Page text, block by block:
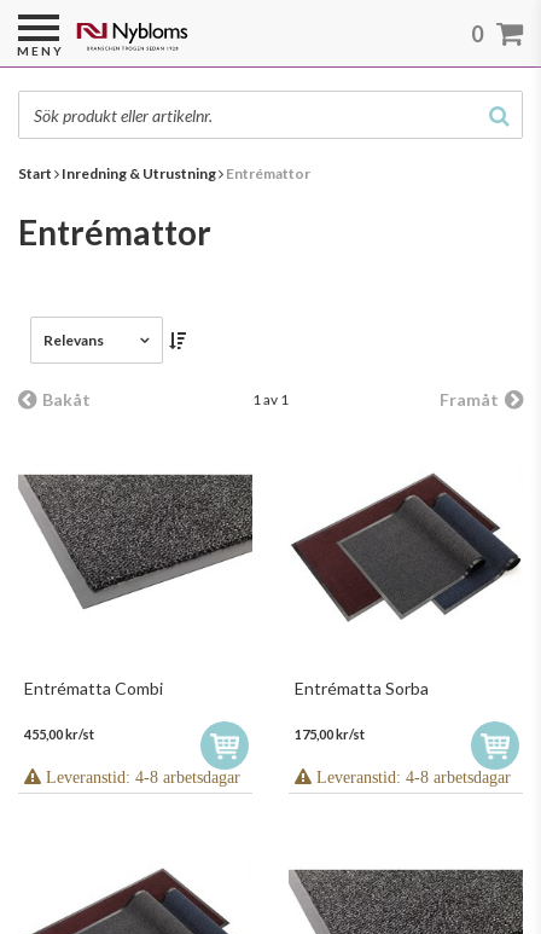
Start Inredning & Utrustning Entrémattor
Entrémattor
Relevans
Bakåt 1 av 1 Framåt
Entrématta Combi
455,00 kr/st
Leveranstid: 4-8 arbetsdagar
Entrématta Sorba
175,00 kr/st
Leveranstid: 4-8 arbetsdagar
MENY
0